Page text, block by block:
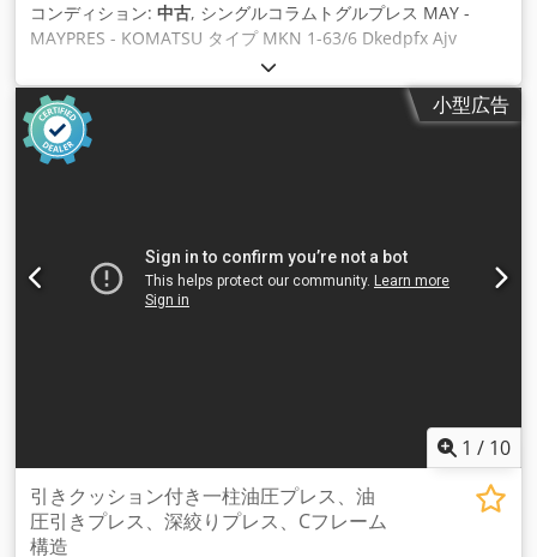
コンディション: 中古, シングルコラムトグルプレス MAY -
MAYPRES - KOMATSU タイプ MKN 1-63/6 Dkedpfx Ajv
Uraaecljr 偏心トグルプレス、偏心プレス 建築年およそ1984
圧縮力60トン。 投影面積160mm テーブルサイズ 580 x 360
mm タペット表面 Ø 270 mm クランプピン穴 Ø 40 mm スタ
ンド間の距離 218 mm ラムストローク60mm エジェクタスト
ローク 15 mm ラム調整移動量 30 mm 設置高さ最大。 300
き機械式ブレーキ （クラッチとブレーキの組み合わせは別々）
- テーブル中間プレート L x W x H 580 x 360 x 58 mm、穴と切
り欠き付き - 機械式エジェクタ、機械テーブル内のエジェクタ
小型広告
1 / 10
引きクッション付き一柱油圧プレス、油
圧引きプレス、深絞りプレス、Cフレーム
構造